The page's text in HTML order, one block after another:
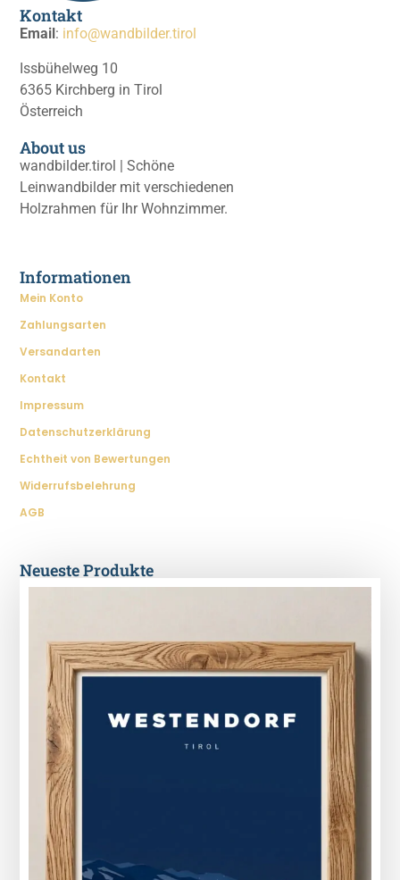
Kontakt
Email : info@wandbilder.tirol
Issbühelweg 10
6365 Kirchberg in Tirol
Österreich
About us
wandbilder.tirol | Schöne
Leinwandbilder mit verschiedenen
Holzrahmen für Ihr Wohnzimmer.
Informationen
Mein Konto
Zahlungsarten
Versandarten
Kontakt
Impressum
Datenschutzerklärung
Echtheit von Bewertungen
Widerrufsbelehrung
AGB
Neueste Produkte